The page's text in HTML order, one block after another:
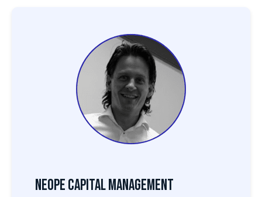
Neope Capital Management